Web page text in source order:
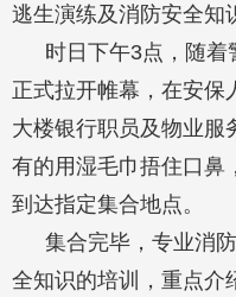
逃生演练及消防安全知
时日下午3点，随
正式拉开帷幕，在安保
大楼银行职员及物业服
有的用湿毛巾捂住口鼻
到达指定集合地点。
集合完毕，专业消
全知识的培训，重点介